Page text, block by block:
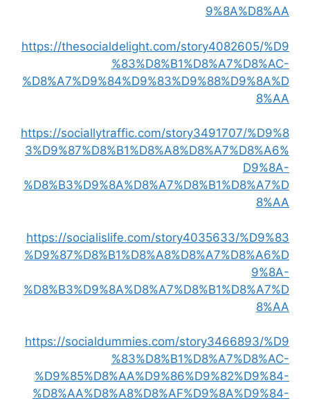
9%8A%D8%AA
https://thesocialdelight.com/story4082605/%D9
%83%D8%B1%D8%A7%D8%AC-
%D8%A7%D9%84%D9%83%D9%88%D9%8A%D
8%AA
https://sociallytraffic.com/story3491707/%D9%8
3%D9%87%D8%B1%D8%A8%D8%A7%D8%A6%
D9%8A-
%D8%B3%D9%8A%D8%A7%D8%B1%D8%A7%D
8%AA
https://socialislife.com/story4035633/%D9%83
%D9%87%D8%B1%D8%A8%D8%A7%D8%A6%D
9%8A-
%D8%B3%D9%8A%D8%A7%D8%B1%D8%A7%D
8%AA
https://socialdummies.com/story3466893/%D9
%83%D8%B1%D8%A7%D8%AC-
%D9%85%D8%AA%D9%86%D9%82%D9%84-
%D8%AA%D8%A8%D8%AF%D9%8A%D9%84-